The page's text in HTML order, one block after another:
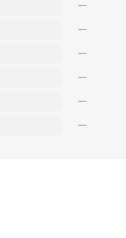
—
—
—
—
—
—